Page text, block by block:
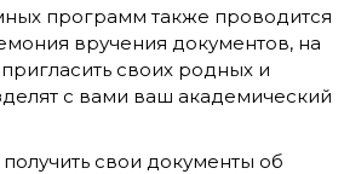
программ также проводится
вручения документов, на
своих родных и
с вами ваш академический
свои документы об